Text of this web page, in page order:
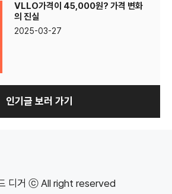
VLLO가격이 45,000원? 가격 변화
의 진실
2025-03-27
인기글 보러 가기
디거 ⓒ All right reserved